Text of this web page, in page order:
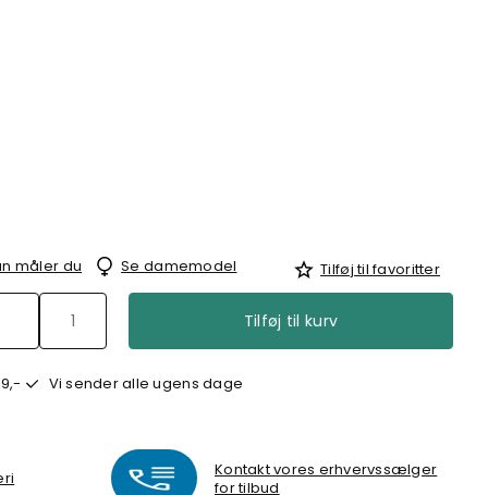
måler du Se damemodel Tilføj til favoritter
Tilføj til kurv
Vi sender alle ugens dage
Kontakt vores erhvervssælger
for tilbud